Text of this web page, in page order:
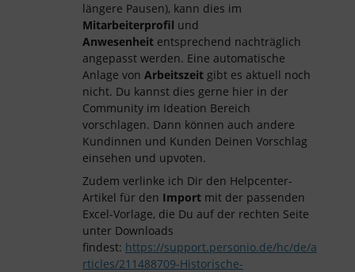
längere Pausen), kann dies im
Mitarbeiterprofil und
Anwesenheit entsprechend nachträglich
angepasst werden. Eine automatische
Anlage von Arbeitszeit gibt es aktuell noch
nicht. Du kannst dies gerne hier in der
Community im Ideation Bereich
vorschlagen. Dann können auch andere
Kundinnen und Kunden Deinen Vorschlag
einsehen und upvoten.
Zudem verlinke ich Dir den Helpcenter-
Artikel für den Import mit der passenden
Excel-Vorlage, die Du auf der rechten Seite
unter Downloads
findest: https://support.personio.de/hc/de/a
rticles/211488709-Historische-